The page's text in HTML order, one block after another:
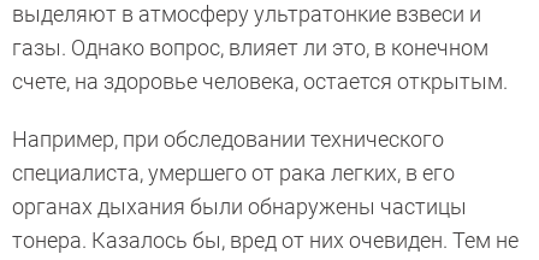
выделяют в атмосферу ультратонкие взвеси и
газы. Однако вопрос, влияет ли это, в конечном
счете, на здоровье человека, остается открытым.
Например, при обследовании технического
специалиста, умершего от рака легких, в его
органах дыхания были обнаружены частицы
тонера. Казалось бы, вред от них очевиден. Тем не